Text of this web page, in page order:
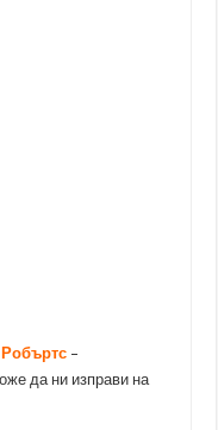
–
да ни изправи на